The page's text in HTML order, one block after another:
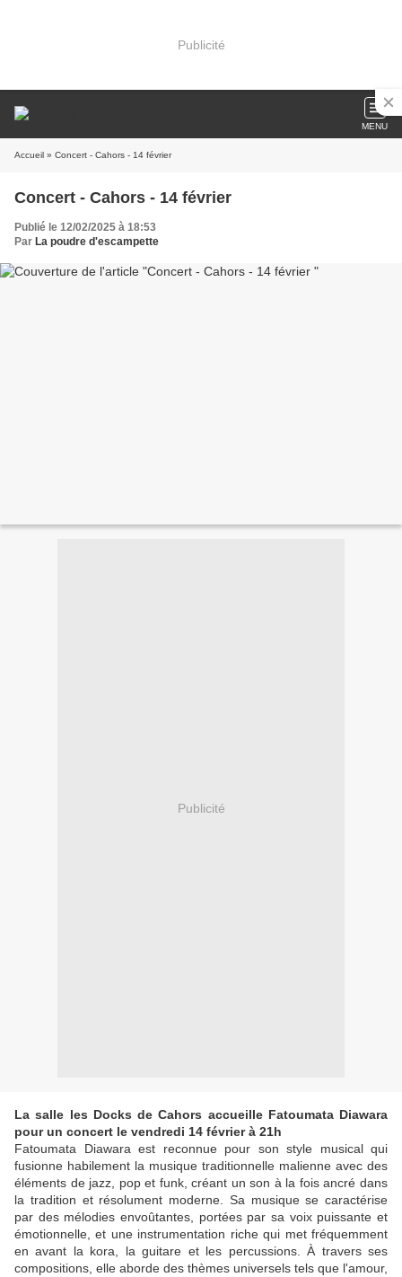
Publicité
MENU
Accueil » Concert - Cahors - 14 février
Concert - Cahors - 14 février
Publié le 12/02/2025 à 18:53
Par La poudre d'escampette
Publicité
La salle les Docks de Cahors accueille Fatoumata Diawara
pour un concert le vendredi 14 février à 21h
Fatoumata Diawara est reconnue pour son style musical qui
fusionne habilement la musique traditionnelle malienne avec des
éléments de jazz, pop et funk, créant un son à la fois ancré dans
la tradition et résolument moderne. Sa musique se caractérise
par des mélodies envoûtantes, portées par sa voix puissante et
émotionnelle, et une instrumentation riche qui met fréquemment
en avant la kora, la guitare et les percussions. À travers ses
compositions, elle aborde des thèmes universels tels que l'amour,